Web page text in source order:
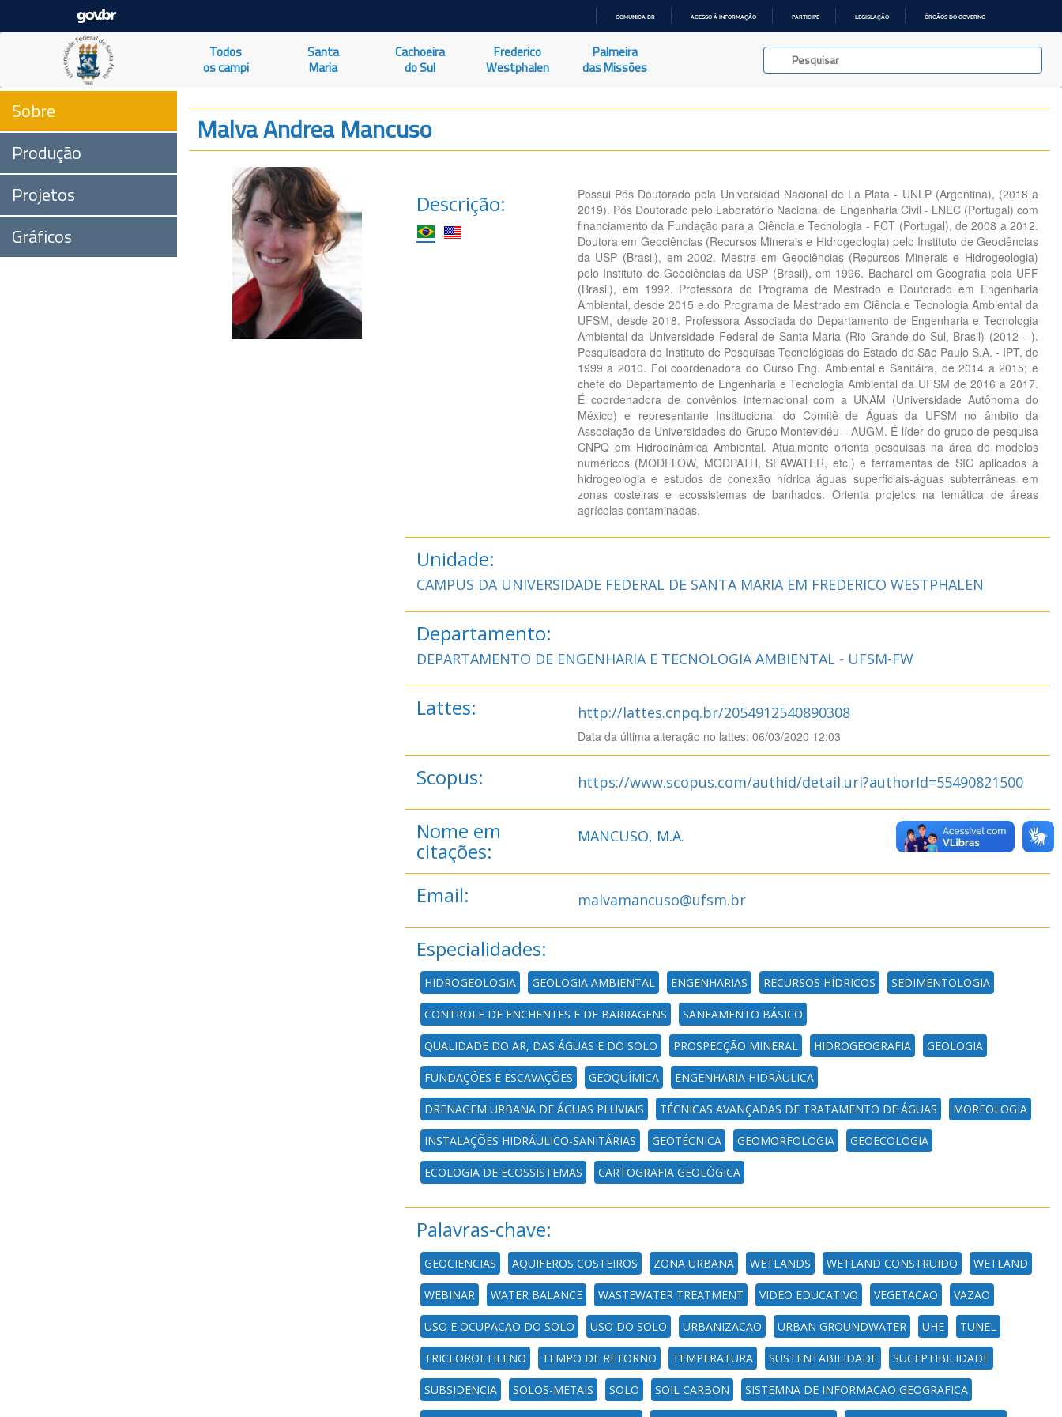
O
COMUNICA BR ACESSO À INFORMAÇÃO PARTICIPE LEGISLAÇÃO ÓRGÃOS DO GOVERNO
Todos
os campi
Santa
Maria
Cachoeira
do Sul
Frederico
Westphalen
Palmeira
das Missões
Sobre
Produção
Projetos
Gráficos
Malva Andrea Mancuso
Descrição:
Possui Pós Doutorado pela Universidad Nacional de La Plata - UNLP (Argentina), (2018 a
2019). Pós Doutorado pelo Laboratório Nacional de Engenharia Civil - LNEC (Portugal) com
financiamento da Fundação para a Ciência e Tecnologia - FCT (Portugal), de 2008 a 2012.
Doutora em Geociências (Recursos Minerais e Hidrogeologia) pelo Instituto de Geociências
da USP (Brasil), em 2002. Mestre em Geociências (Recursos Minerais e Hidrogeologia)
pelo Instituto de Geociências da USP (Brasil), em 1996. Bacharel em Geografia pela UFF
(Brasil), em 1992. Professora do Programa de Mestrado e Doutorado em Engenharia
Ambiental, desde 2015 e do Programa de Mestrado em Ciência e Tecnologia Ambiental da
UFSM, desde 2018. Professora Associada do Departamento de Engenharia e Tecnologia
Ambiental da Universidade Federal de Santa Maria (Rio Grande do Sul, Brasil) (2012 - ).
Pesquisadora do Instituto de Pesquisas Tecnológicas do Estado de São Paulo S.A. - IPT, de
1999 a 2010. Foi coordenadora do Curso Eng. Ambiental e Sanitáira, de 2014 a 2015; e
chefe do Departamento de Engenharia e Tecnologia Ambiental da UFSM de 2016 a 2017.
É coordenadora de convênios internacional com a UNAM (Universidade Autônoma do
México) e representante Institucional do Comitê de Águas da UFSM no âmbito da
Associação de Universidades do Grupo Montevidéu - AUGM. É líder do grupo de pesquisa
CNPQ em Hidrodinâmica Ambiental. Atualmente orienta pesquisas na área de modelos
numéricos (MODFLOW, MODPATH, SEAWATER, etc.) e ferramentas de SIG aplicados à
hidrogeologia e estudos de conexão hídrica águas superficiais-águas subterrâneas em
zonas costeiras e ecossistemas de banhados. Orienta projetos na temática de áreas
agrícolas contaminadas.
Unidade:
CAMPUS DA UNIVERSIDADE FEDERAL DE SANTA MARIA EM FREDERICO WESTPHALEN
Departamento:
DEPARTAMENTO DE ENGENHARIA E TECNOLOGIA AMBIENTAL - UFSM-FW
Lattes: http://lattes.cnpq.br/2054912540890308
Data da última alteração no lattes: 06/03/2020 12:03
Scopus: https://www.scopus.com/authid/detail.uri?authorId=55490821500
Nome em
citações:
MANCUSO, M.A.
Email: malvamancuso@ufsm.br
Especialidades:
HIDROGEOLOGIA GEOLOGIA AMBIENTAL ENGENHARIAS RECURSOS HÍDRICOS SEDIMENTOLOGIA
CONTROLE DE ENCHENTES E DE BARRAGENS SANEAMENTO BÁSICO
QUALIDADE DO AR, DAS ÁGUAS E DO SOLO PROSPECÇÃO MINERAL HIDROGEOGRAFIA GEOLOGIA
FUNDAÇÕES E ESCAVAÇÕES GEOQUÍMICA ENGENHARIA HIDRÁULICA
DRENAGEM URBANA DE ÁGUAS PLUVIAIS TÉCNICAS AVANÇADAS DE TRATAMENTO DE ÁGUAS MORFOLOGIA
INSTALAÇÕES HIDRÁULICO-SANITÁRIAS GEOTÉCNICA GEOMORFOLOGIA GEOECOLOGIA
ECOLOGIA DE ECOSSISTEMAS CARTOGRAFIA GEOLÓGICA
Palavras-chave:
GEOCIENCIAS AQUIFEROS COSTEIROS ZONA URBANA WETLANDS WETLAND CONSTRUIDO WETLAND
WEBINAR WATER BALANCE WASTEWATER TREATMENT VIDEO EDUCATIVO VEGETACAO VAZAO
USO E OCUPACAO DO SOLO USO DO SOLO URBANIZACAO URBAN GROUNDWATER UHE TUNEL
TRICLOROETILENO TEMPO DE RETORNO TEMPERATURA SUSTENTABILIDADE SUCEPTIBILIDADE
SUBSIDENCIA SOLOS-METAIS SOLO SOIL CARBON SISTEMNA DE INFORMACAO GEOGRAFICA